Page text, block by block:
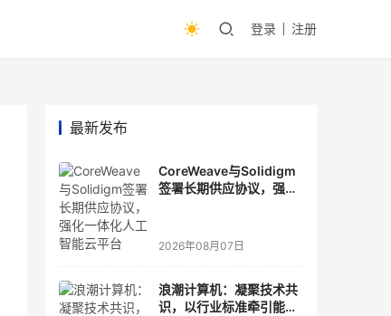
登录 注册
最新发布
CoreWeave与Solidigm
签署长期供应协议，强化
2026年08月07日
浪潮计算机：凝聚技术共
识，以行业标准牵引能力